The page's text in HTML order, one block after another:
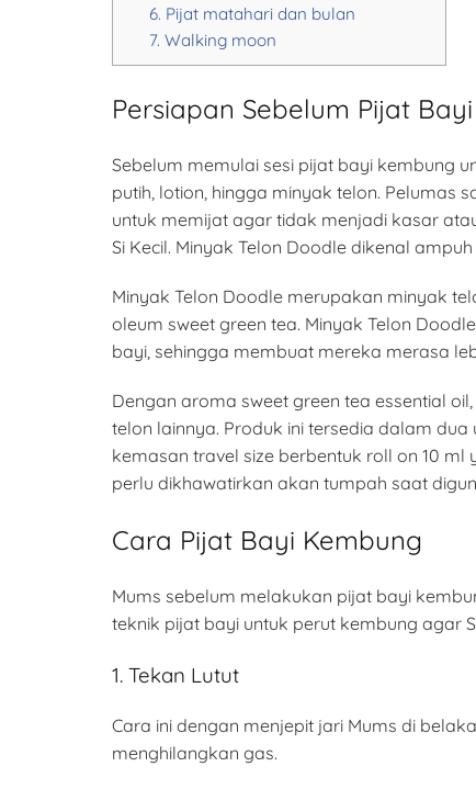
6. Pijat matahari dan bulan
7. Walking moon
Persiapan Sebelum Pijat
Sebelum memulai sesi pijat bayi kembung
putih, lotion, hingga minyak telon. Pelumas
untuk memijat agar tidak menjadi kasar
Si Kecil. Minyak Telon Doodle dikenal
Minyak Telon Doodle merupakan minyak
oleum sweet green tea. Minyak Telon
bayi, sehingga membuat mereka merasa
Dengan aroma sweet green tea essential
telon lainnya. Produk ini tersedia dalam
kemasan travel size berbentuk roll on 10
perlu dikhawatirkan akan tumpah saat
Cara Pijat Bayi Kembung
Mums sebelum melakukan pijat bayi
teknik pijat bayi untuk perut kembung agar
1. Tekan Lutut
Cara ini dengan menjepit jari Mums di
menghilangkan gas.